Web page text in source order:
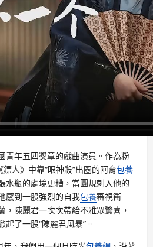
青年五四獎章的戲曲演員。作為粉
人》中靠“眼神殺”出圈的阿育包養
水瓶的處境更糟，當圓規刺入他的
感到一股強烈的自我包養審視衝
，陳麗君一次次帶給不雅眾驚喜，
起了一股“陳麗君風暴”。